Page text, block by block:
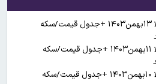
آخرین قیمت انواع سکه وطلا ۱۳بهمن۱۴۰۳ +جدول قیمت/سکه
آخرین قیمت انواع سکه وطلا ۱۱بهمن۱۴۰۳ +جدول قیمت/سکه
آخرین قیمت انواع سکه وطلا ۱۰بهمن۱۴۰۳ +جدول قیمت/سکه